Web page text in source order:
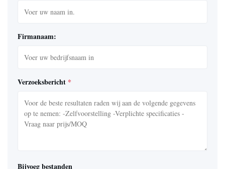
Firmanaam:
Verzoeksbericht *
Bijvoeg bestanden